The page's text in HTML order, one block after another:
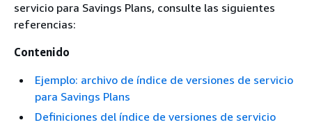
servicio para Savings Plans, consulte las siguientes
referencias:
Contenido
Ejemplo: archivo de índice de versiones de servicio
para Savings Plans
Definiciones del índice de versiones de servicio